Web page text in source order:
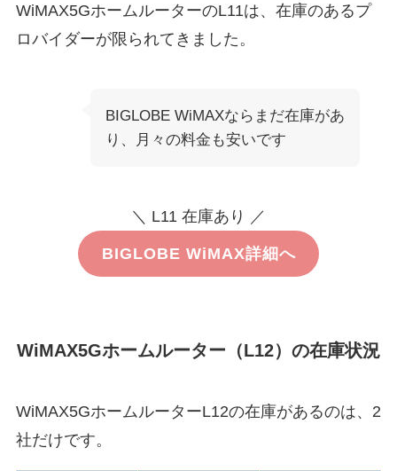
WiMAX5GホームルーターのL11は、在庫のあるプ
ロバイダーが限られてきました。
BIGLOBE WiMAXならまだ在庫があ
り、月々の料金も安いです
＼ L11 在庫あり ／
BIGLOBE WiMAX詳細へ
WiMAX5Gホームルーター（L12）の在庫状況
WiMAX5GホームルーターL12の在庫があるのは、2
社だけです。